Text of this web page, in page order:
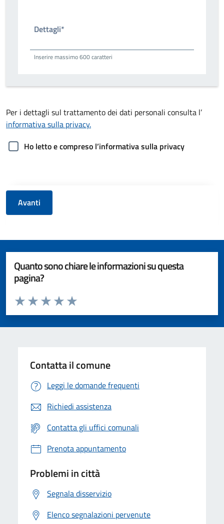
Dettagli*
Inserire massimo 600 caratteri
Per i dettagli sul trattamento dei dati personali consulta l’
informativa sulla privacy.
Ho letto e compreso l’informativa sulla privacy
Avanti
Quanto sono chiare le informazioni su questa
pagina?
Valuta da 1 a 5 stelle la pagina
Valuta 5 stelle su 5
Valuta 4 stelle su 5
Valuta 3 stelle su 5
Valuta 2 stelle su 5
Valuta 1 stelle su 5
Contatta il comune
Leggi le domande frequenti
Richiedi assistenza
Contatta gli uffici comunali
Prenota appuntamento
Problemi in città
Segnala disservizio
Elenco segnalazioni pervenute